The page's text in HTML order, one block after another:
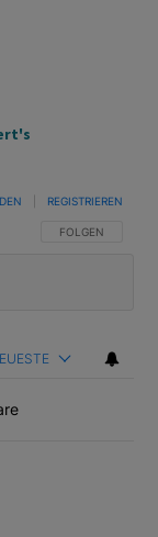
FOLGE DIESER
FOLGEN
REGISTRIEREN